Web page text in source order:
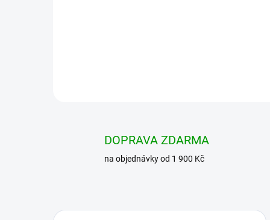
DOPRAVA ZDARMA
na objednávky od 1 900 Kč